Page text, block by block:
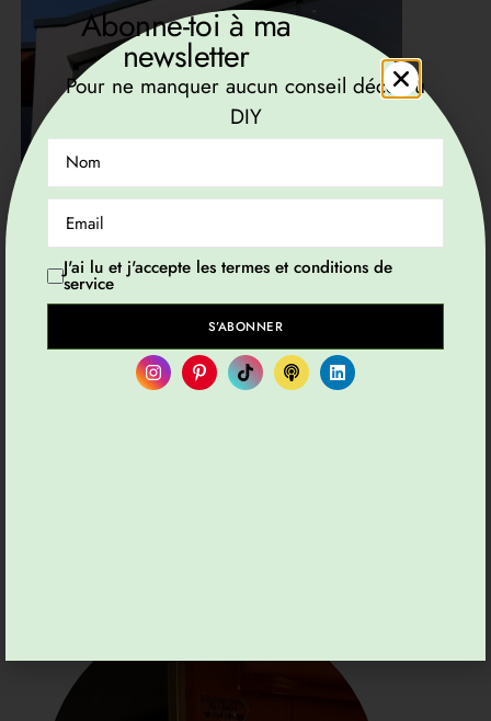
GÉNÉRAL
Abonne-toi à ma
newsletter
Pour ne manquer aucun conseil déco ou
DIY
J'ai lu et j'accepte les termes et conditions de
service
S’ABONNER